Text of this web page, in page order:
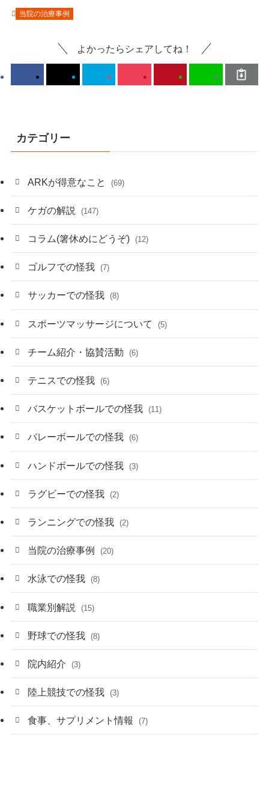
当院の治療事例
よかったらシェアしてね！
カテゴリー
ARKが得意なこと (69)
ケガの解説 (147)
コラム(箸休めにどうぞ) (12)
ゴルフでの怪我 (7)
サッカーでの怪我 (8)
スポーツマッサージについて (5)
チーム紹介・協賛活動 (6)
テニスでの怪我 (6)
バスケットボールでの怪我 (11)
バレーボールでの怪我 (6)
ハンドボールでの怪我 (3)
ラグビーでの怪我 (2)
ランニングでの怪我 (2)
当院の治療事例 (20)
水泳での怪我 (8)
職業別解説 (15)
野球での怪我 (8)
院内紹介 (3)
陸上競技での怪我 (3)
食事、サプリメント情報 (7)